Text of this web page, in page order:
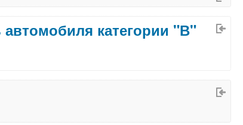
аттестации - водитель автомобиля категории "В"